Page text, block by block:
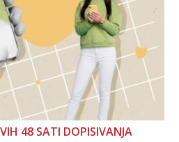
- Kod: #142
min
48 SATI DOPISIVANJA